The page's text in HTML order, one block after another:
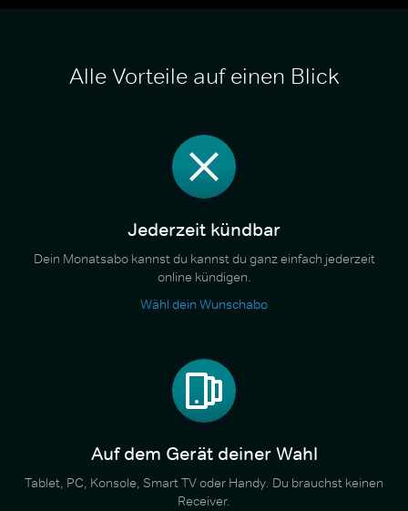
Alle Vorteile auf einen Blick
Jederzeit kündbar
Dein Monatsabo kannst du kannst du ganz einfach jederzeit
online kündigen.
Wähl dein Wunschabo
Auf dem Gerät deiner Wahl
Tablet, PC, Konsole, Smart TV oder Handy. Du brauchst keinen
Receiver.